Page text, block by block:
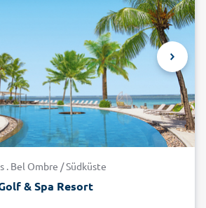
. Bel Ombre / Südküste
& Spa Resort